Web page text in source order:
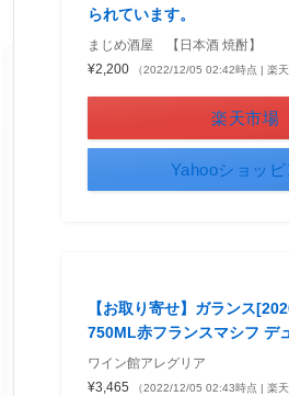
られています。
まじめ酒屋 【日本酒 焼酎】
¥2,200
（2022/12/05 02:42時点 | 楽天
楽天市場
Yahooショッ
【お取り寄せ】ガランス
750ML赤フランスマシフ デ
ワイン館アレグリア
¥3,465
（2022/12/05 02:43時点 | 楽天